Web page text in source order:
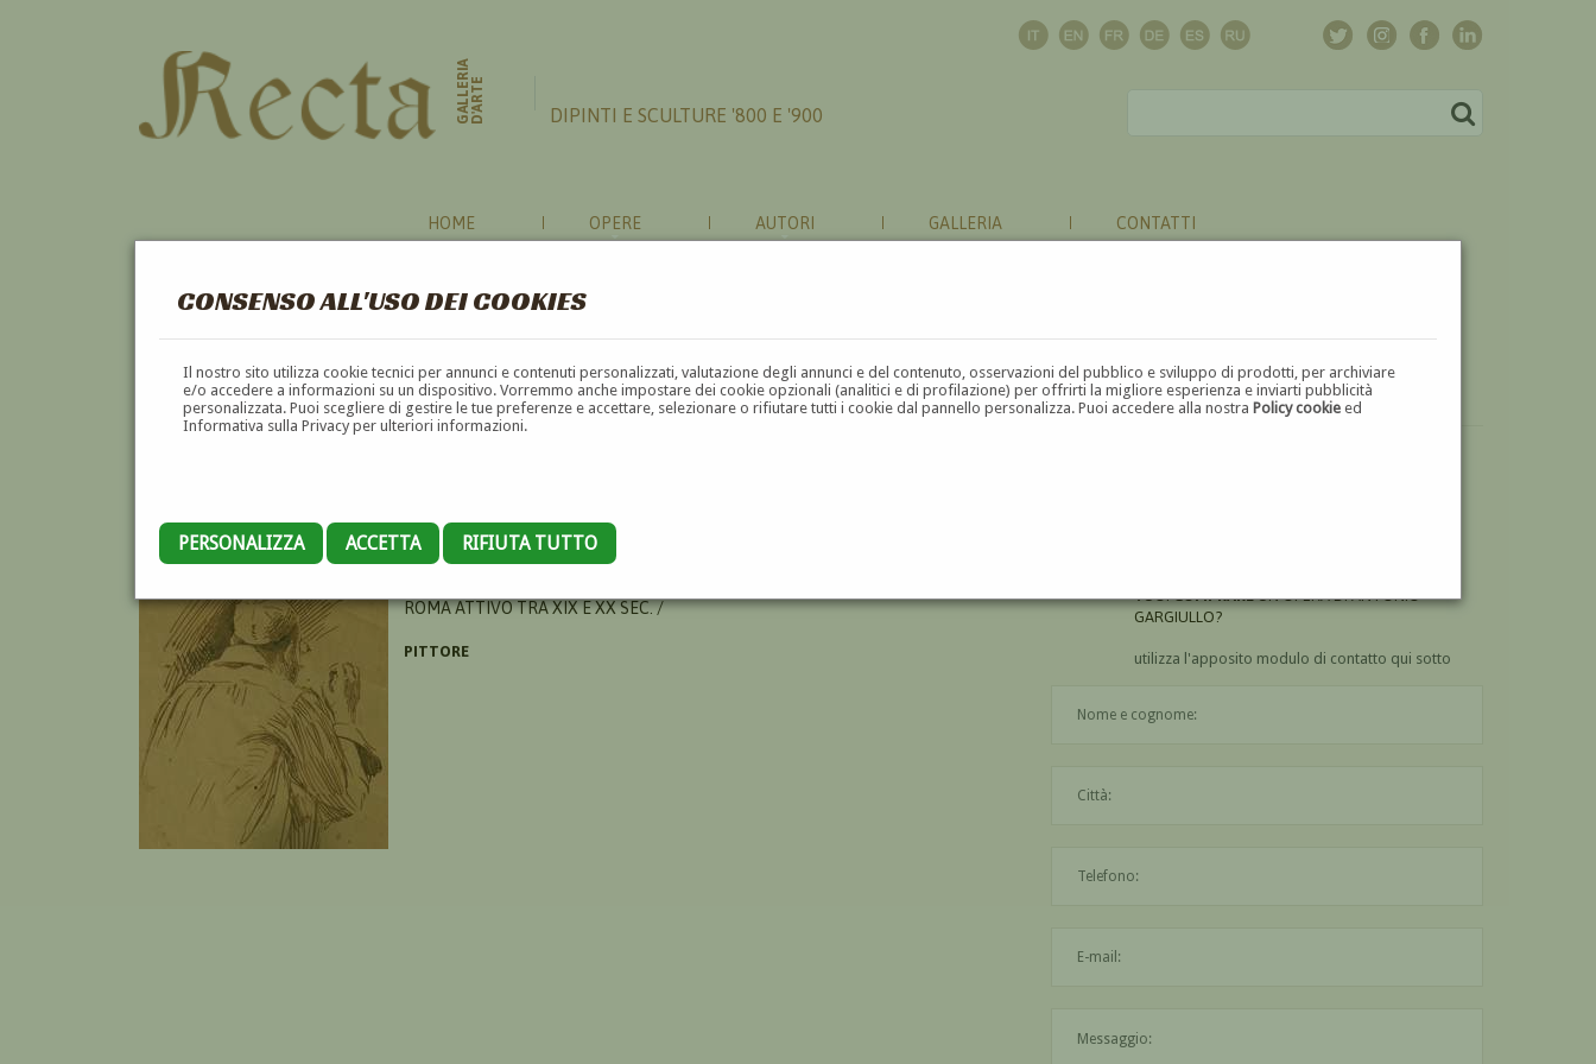
CONSENSO ALL'USO DEI COOKIES
Il nostro sito utilizza cookie tecnici per annunci e contenuti personalizzati, valutazione degli annunci e del contenuto, osservazioni del pubblico e sviluppo di prodotti, per archiviare
e/o accedere a informazioni su un dispositivo. Vorremmo anche impostare dei cookie opzionali (analitici e di profilazione) per offrirti la migliore esperienza e inviarti pubblicità
personalizzata. Puoi scegliere di gestire le tue preferenze e accettare, selezionare o rifiutare tutti i cookie dal pannello personalizza. Puoi accedere alla nostraPolicy cookie ed
Informativa sulla Privacy per ulteriori informazioni.
PERSONALIZZA ACCETTA RIFIUTA TUTTO
GALLERIAD'ARTE DIPINTI E SCULTURE '800 E '900
HOME OPERE AUTORI GALLERIA CONTATTI
ANTONIO GARGIULLO
ROMA ATTIVO TRA XIX E XX SEC. /
PITTORE
VUOICOMPRAREUN'OPERA DI ANTONIO
GARGIULLO?
utilizza l'apposito modulo di contatto qui sotto